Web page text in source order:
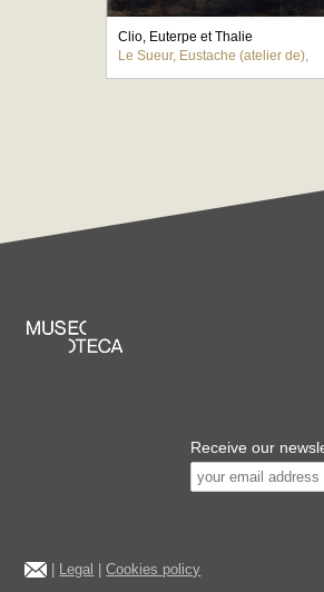
Clio, Euterpe et Thalie
Le Sueur, Eustache (atelier de),
Receive our
Legal |Cookies policy